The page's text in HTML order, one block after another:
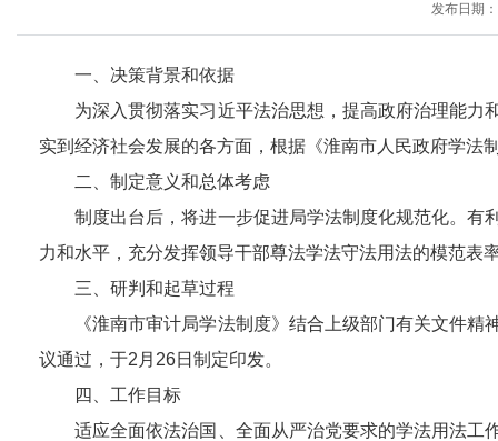
发布日期
一、决策背景和依据
为深入贯彻落实习近平法治思想，提高政府治理能
实到经济社会发展的各方面，根据《淮南市人民政府学法
二、制定意义和总体考虑
制度出台后，将进一步促进局学法制度化规范化。
力和水平，充分发挥领导干部尊法学法守法用法的模范表
三、研判和起草过程
《淮南市审计局学法制度》结合上级部门有关文件
议通过，于2月26日制定印发。
四、工作目标
适应全面依法治国、全面从严治党要求的学法用法